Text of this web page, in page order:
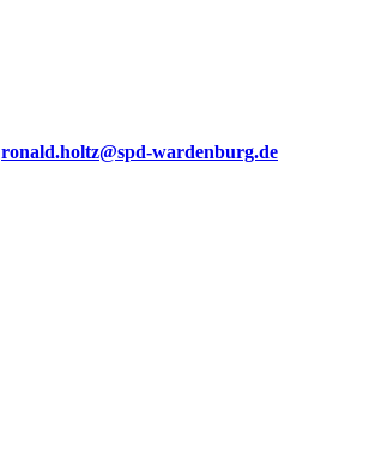
ronald.holtz@spd-wardenburg.de